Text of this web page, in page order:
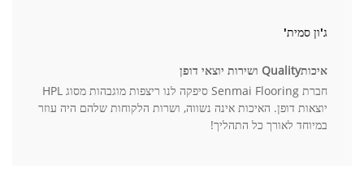
ג'ון סמית'
איכותQuality ושירות יוצאי דופן
חברת Senmai Flooring סיפקה לנו ריצפות מוגבהות מסוג HPL
יוצאות דופן. האיכות אינה נשווה, ושרות הלקוחות שלהם היה עוזר
במיוחד לאורך כל התהליך!